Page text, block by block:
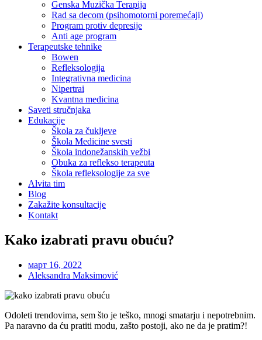
Genska Muzička Terapija
Rad sa decom (psihomotorni poremećaji)
Program protiv depresije
Anti age program
Terapeutske tehnike
Bowen
Refleksologija
Integrativna medicina
Nipertrai
Kvantna medicina
Saveti stručnjaka
Edukacije
Škola za čukljeve
Škola Medicine svesti
Škola indonežanskih vežbi
Obuka za reflekso terapeuta
Škola refleksologije za sve
Alvita tim
Blog
Zakažite konsultacije
Kontakt
Kako izabrati pravu obuću?
март 16, 2022
Aleksandra Maksimović
Odoleti trendovima, sem što je teško, mnogi smatarju i nepotrebnim.
Pa naravno da ću pratiti modu, zašto postoji, ako ne da je pratim?!